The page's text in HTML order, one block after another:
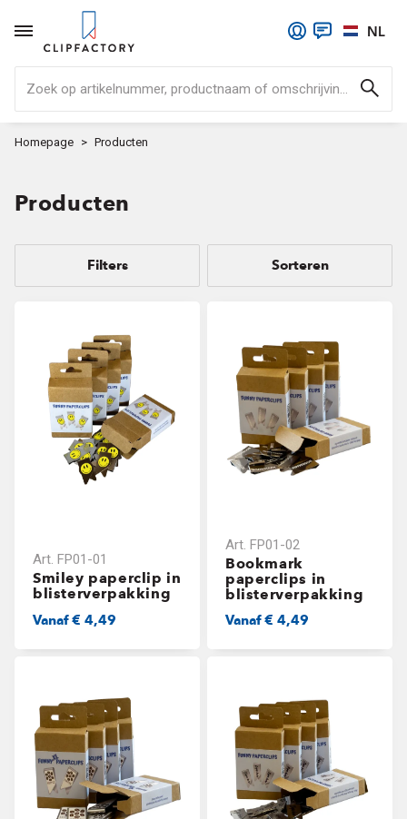
Zoek op artikelnummer, productnaam of
NL
Homepage Producten
Producten
Filters Sorteren
Art. FP01-01
Smiley paperclip in
blisterverpakking
Vanaf€ 4,49
Art. FP01-02
Bookmark
paperclips in
blisterverpakking
Vanaf€ 4,49